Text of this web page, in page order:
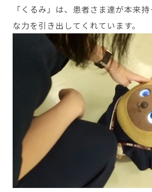
「くるみ」は、患者さま達が本来
な力を引き出してくれています。